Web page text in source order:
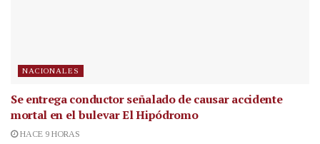
NACIONALES
Se entrega conductor señalado de causar accidente
mortal en el bulevar El Hipódromo
HACE 9 HORAS